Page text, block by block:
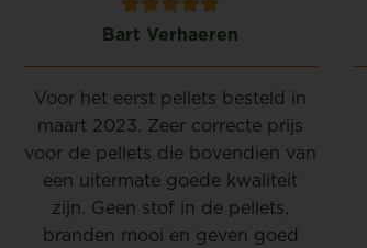
Bart Verhaeren
Voor het eerst pellets besteld in
maart 2023. Zeer correcte prijs
voor de pellets die bovendien van
een uitermate goede kwaliteit
zijn. Geen stof in de pellets,
branden mooi en geven goed